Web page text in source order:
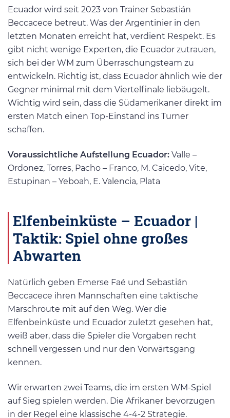
Ecuador wird seit 2023 von Trainer Sebastián
Beccacece betreut. Was der Argentinier in den
letzten Monaten erreicht hat, verdient Respekt. Es
gibt nicht wenige Experten, die Ecuador zutrauen,
sich bei der WM zum Überraschungsteam zu
entwickeln. Richtig ist, dass Ecuador ähnlich wie der
Gegner minimal mit dem Viertelfinale liebäugelt.
Wichtig wird sein, dass die Südamerikaner direkt im
ersten Match einen Top-Einstand ins Turner
schaffen.
Voraussichtliche Aufstellung Ecuador: Valle –
Ordonez, Torres, Pacho – Franco, M. Caicedo, Vite,
Estupinan – Yeboah, E. Valencia, Plata
Elfenbeinküste – Ecuador |
Taktik: Spiel ohne großes
Abwarten
Natürlich geben Emerse Faé und Sebastián
Beccacece ihren Mannschaften eine taktische
Marschroute mit auf den Weg. Wer die
Elfenbeinküste und Ecuador zuletzt gesehen hat,
weiß aber, dass die Spieler die Vorgaben recht
schnell vergessen und nur den Vorwärtsgang
kennen.
Wir erwarten zwei Teams, die im ersten WM-Spiel
auf Sieg spielen werden. Die Afrikaner bevorzugen
in der Regel eine klassische 4-4-2 Strategie.